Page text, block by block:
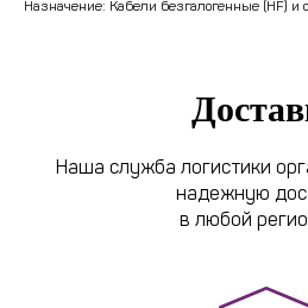
Назначение: Кабели безгалогенные (HF) и
Наша служба логистики
надежную
в любой